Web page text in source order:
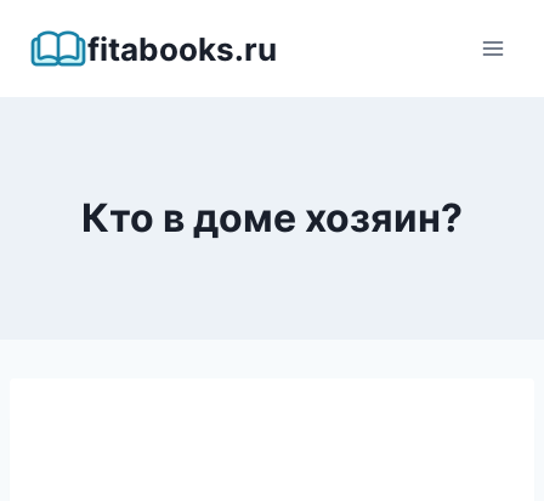
fitabooks.ru
Кто в доме хозяин?